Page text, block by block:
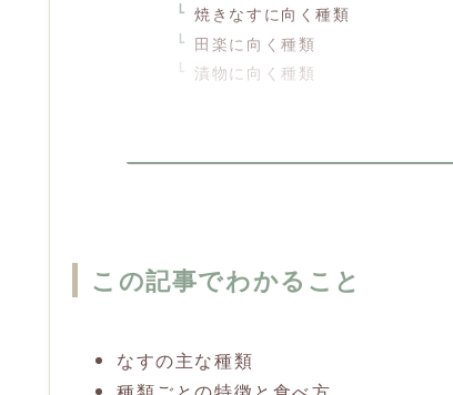
焼きなすに向く種類
田楽に向く種類
漬物に向く種類
この記事でわかること
なすの主な種類